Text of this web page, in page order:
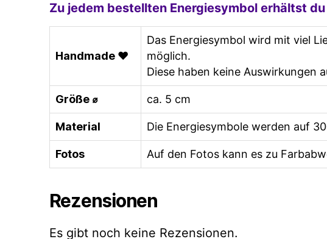
Zu jedem bestellten Energiesymbol erhältst
Handmade ♥
Das Energiesymbol wird mit viel
möglich.
Diese haben keine Auswirkungen
Größe ⌀ ca. 5 cm
Material Die Energiesymbole werden auf
Fotos Auf den Fotos kann es zu
Rezensionen
Es gibt noch keine Rezensionen.